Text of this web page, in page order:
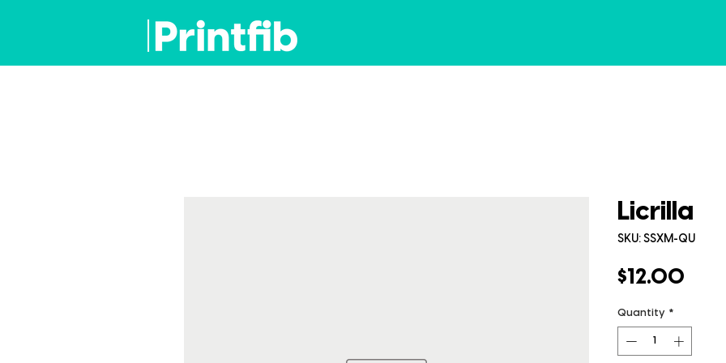
Licrilla
SKU: SSXM-QU
$12.00
Quantity *